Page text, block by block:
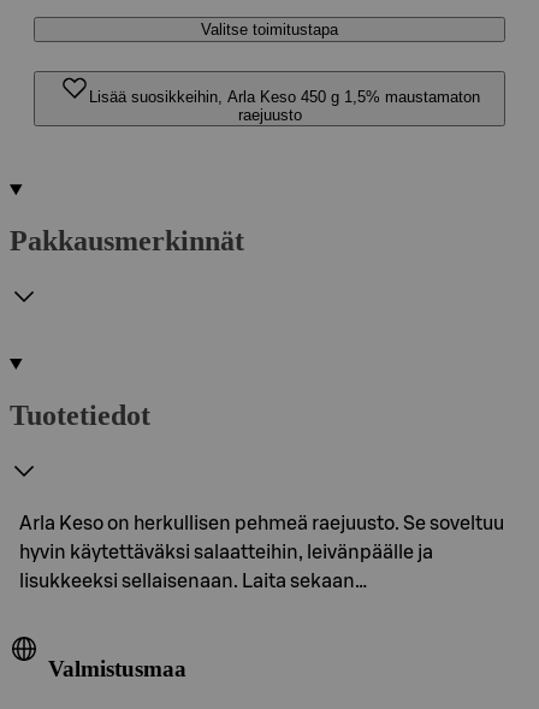
Valitse toimitustapa
Lisää suosikkeihin, Arla Keso 450 g 1,5% maustamaton
raejuusto
Pakkausmerkinnät
Tuotetiedot
Arla Keso on herkullisen pehmeä raejuusto. Se soveltuu
hyvin käytettäväksi salaatteihin, leivänpäälle ja
lisukkeeksi sellaisenaan. Laita sekaan…
Valmistusmaa